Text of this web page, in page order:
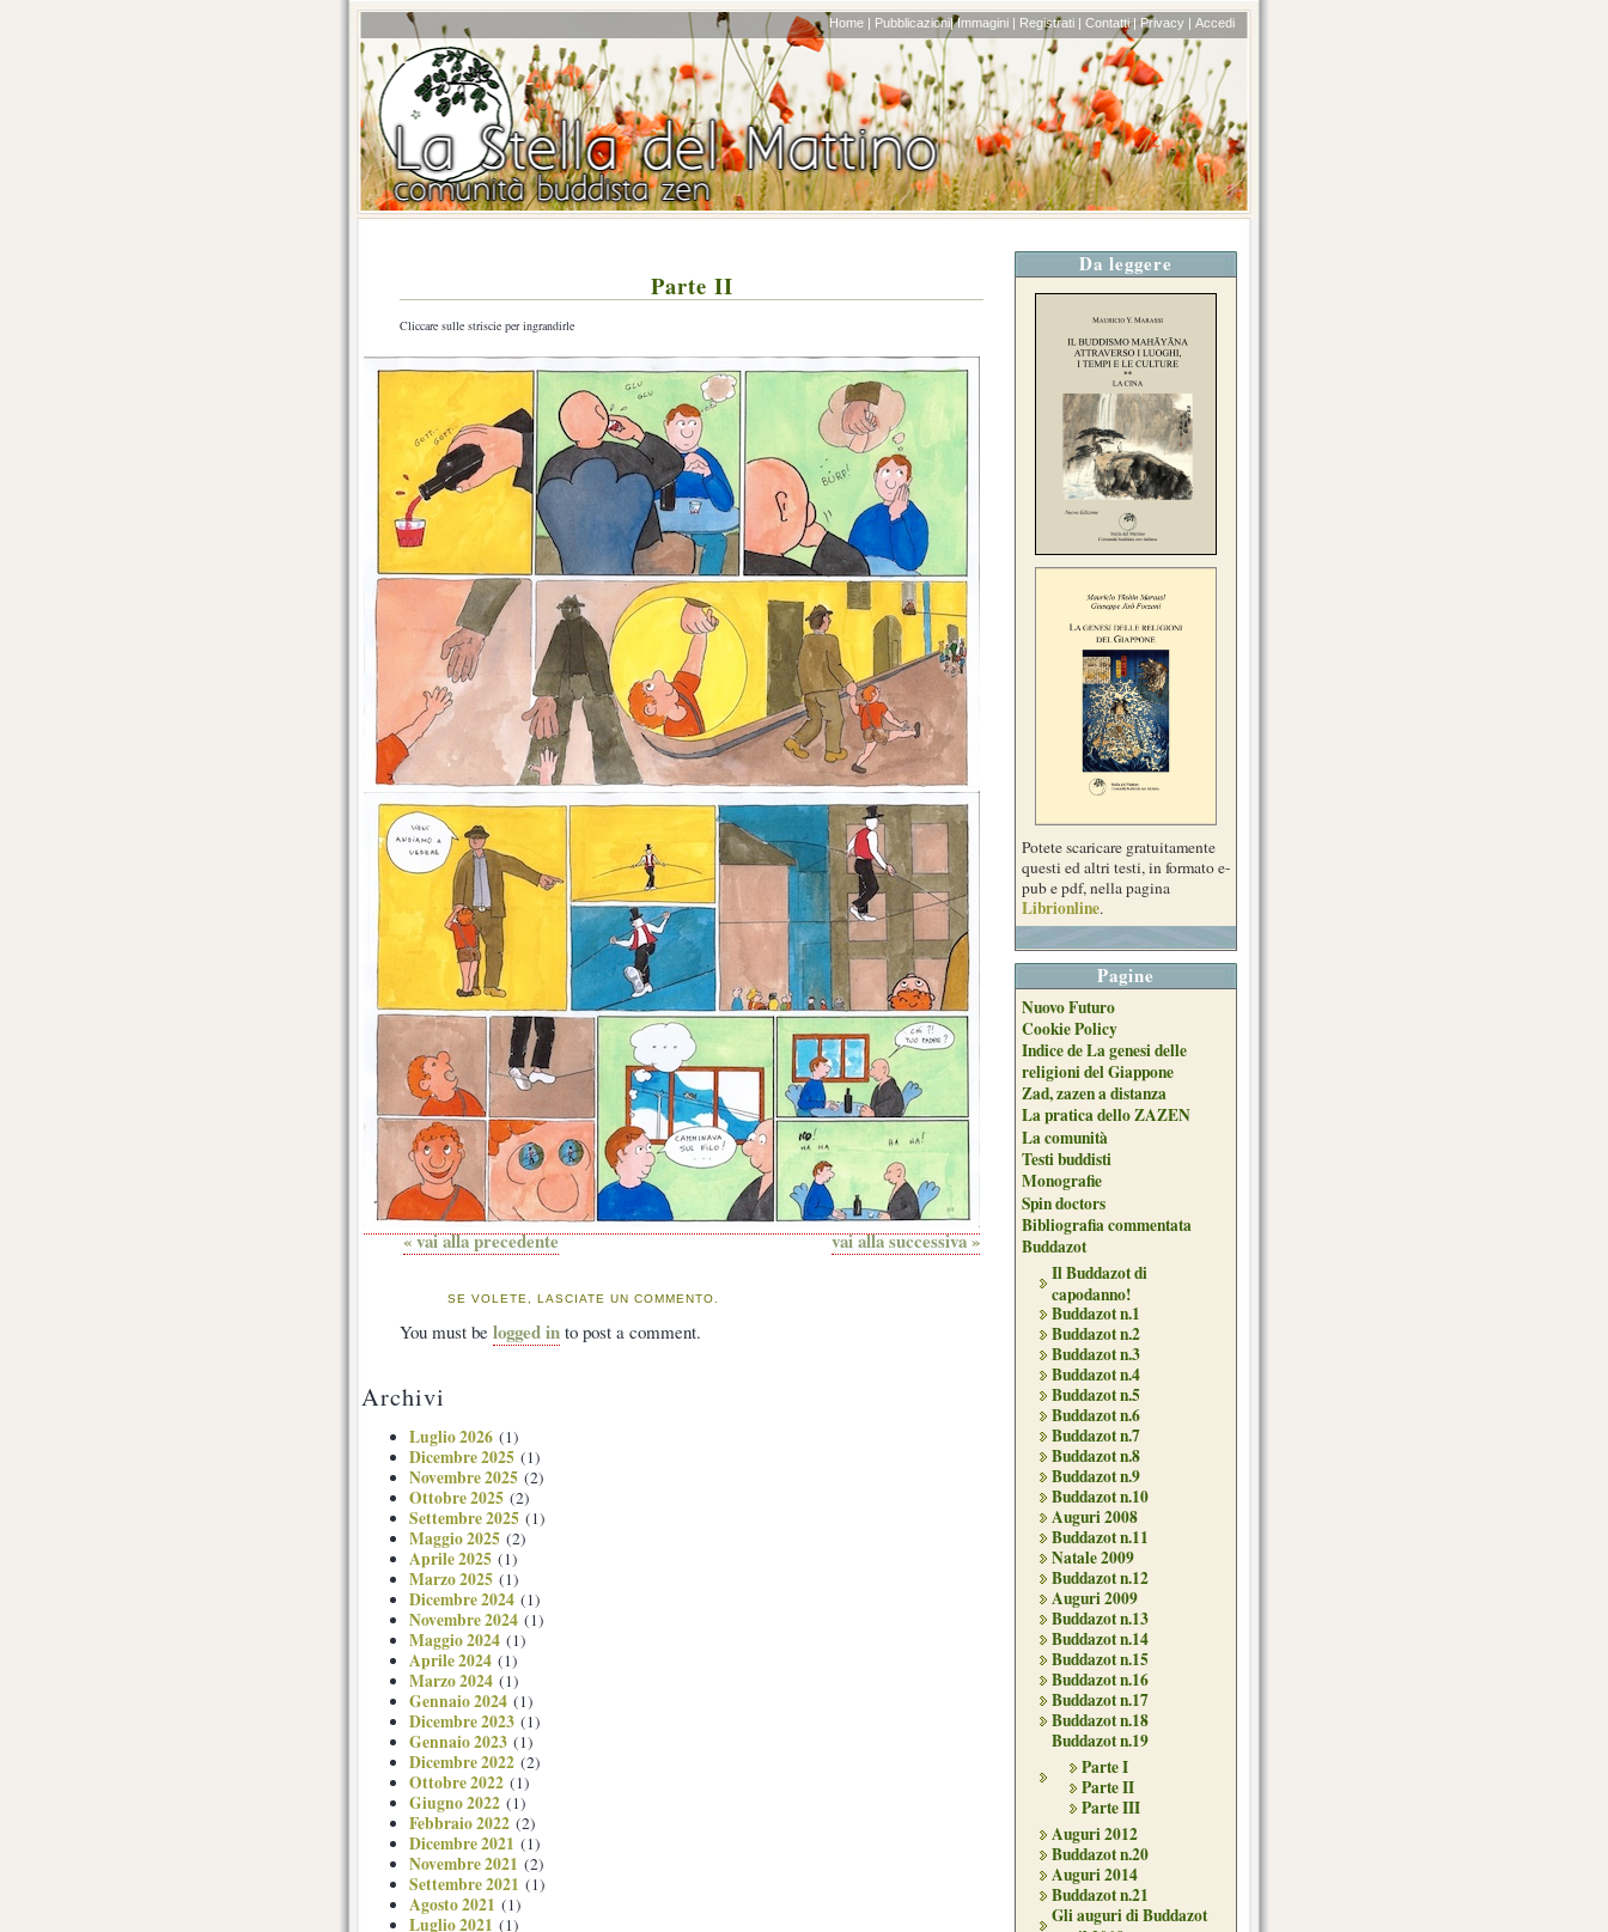
Home | Pubblicazioni| Immagini | Registrati | Contatti | Privacy | Accedi
Parte II
Cliccare sulle striscie per ingrandirle
« vai alla precedente vai alla successiva »
SE VOLETE, LASCIATE UN COMMENTO.
You must be logged in to post a comment.
Da leggere
Potete scaricare gratuitamente
questi ed altri testi, in formato e-
pub e pdf, nella pagina
Librionline.
Pagine
Nuovo Futuro
Cookie Policy
Indice de La genesi delle
religioni del Giappone
Zad, zazen a distanza
La pratica dello ZAZEN
La comunità
Testi buddisti
Monografie
Spin doctors
Bibliografia commentata
Buddazot
Il Buddazot di
capodanno!
Buddazot n.1
Buddazot n.2
Buddazot n.3
Buddazot n.4
Buddazot n.5
Buddazot n.6
Buddazot n.7
Buddazot n.8
Buddazot n.9
Buddazot n.10
Auguri 2008
Buddazot n.11
Natale 2009
Buddazot n.12
Auguri 2009
Buddazot n.13
Buddazot n.14
Buddazot n.15
Buddazot n.16
Buddazot n.17
Buddazot n.18
Buddazot n.19
Parte I
Parte II
Parte III
Auguri 2012
Buddazot n.20
Auguri 2014
Buddazot n.21
Gli auguri di Buddazot
Archivi
Luglio 2026 (1)
Dicembre 2025 (1)
Novembre 2025 (2)
Ottobre 2025 (2)
Settembre 2025 (1)
Maggio 2025 (2)
Aprile 2025 (1)
Marzo 2025 (1)
Dicembre 2024 (1)
Novembre 2024 (1)
Maggio 2024 (1)
Aprile 2024 (1)
Marzo 2024 (1)
Gennaio 2024 (1)
Dicembre 2023 (1)
Gennaio 2023 (1)
Dicembre 2022 (2)
Ottobre 2022 (1)
Giugno 2022 (1)
Febbraio 2022 (2)
Dicembre 2021 (1)
Novembre 2021 (2)
Settembre 2021 (1)
Agosto 2021 (1)
Luglio 2021 (1)